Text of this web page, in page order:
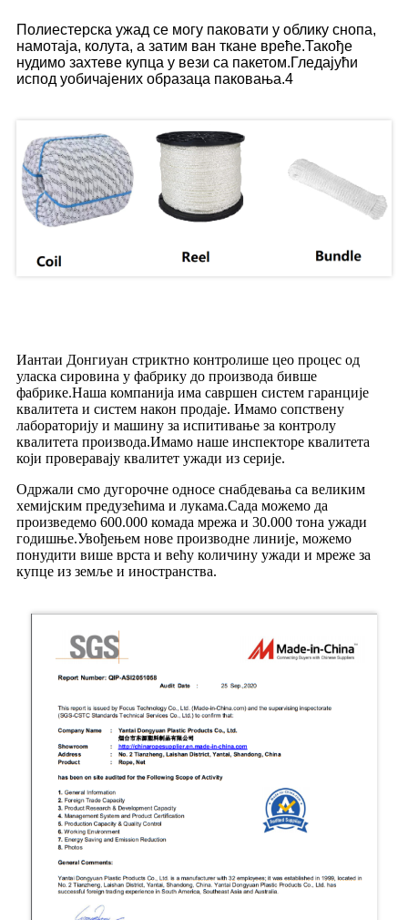
Полиестерска ужад се могу паковати у облику снопа,
намотаја, колута, а затим ван ткане вреће.Такође
нудимо захтеве купца у вези са пакетом.Гледајући
испод уобичајених образаца паковања.4
Иантаи Донгиуан стриктно контролише цео процес од
уласка сировина у фабрику до производа бивше
фабрике.Наша компанија има савршен систем гаранције
квалитета и систем након продаје. Имамо сопствену
лабораторију и машину за испитивање за контролу
квалитета производа.Имамо наше инспекторе квалитета
који проверавају квалитет ужади из серије.
Одржали смо дугорочне односе снабдевања са великим
хемијским предузећима и лукама.Сада можемо да
произведемо 600.000 комада мрежа и 30.000 тона ужади
годишње.Увођењем нове производне линије, можемо
понудити више врста и већу количину ужади и мреже за
купце из земље и иностранства.